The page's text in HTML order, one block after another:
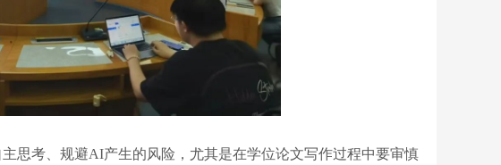
思考、规避AI产生的风险，尤其是在学位论文写作过程中要审慎